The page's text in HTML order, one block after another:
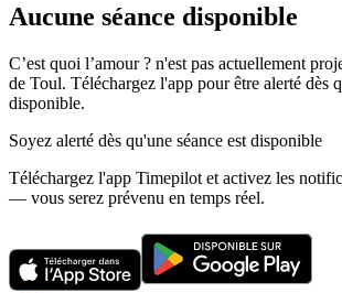
Aucune séance disponible
C’est quoi l’amour ? n'est pas actuellement
de Toul. Téléchargez l'app pour être alerté dès
disponible.
Soyez alerté dès qu'une séance est disponible
Téléchargez l'app Timepilot et activez les
— vous serez prévenu en temps réel.